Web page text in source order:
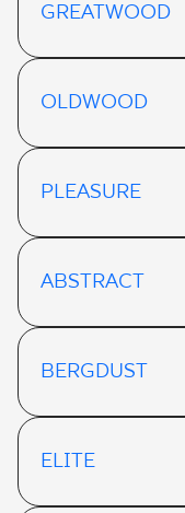
GREATWOOD
OLDWOOD
PLEASURE
ABSTRACT
BERGDUST
ELITE